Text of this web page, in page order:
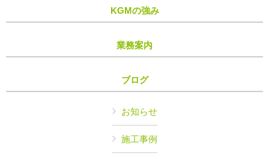
KGMの強み
業務案内
ブログ
お知らせ
施工事例